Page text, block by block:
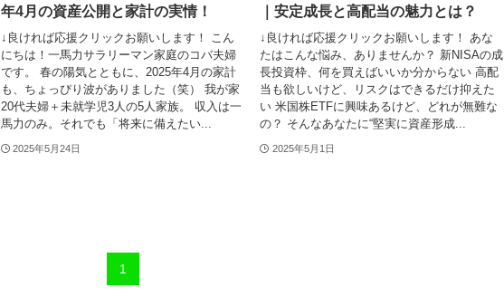
年4月の資産公開と家計の実情！
↓良ければ応援クリックお願いします！ こん
にちは！一馬力サラリーマン家庭のコバ夫婦
です。 春の陽気とともに、2025年4月の家計
も、ちょっぴり波がありました（笑） 我が家
20代夫婦＋未就学児3人の5人家族。 収入は一
馬力のみ。それでも「将来に備えたい...
2025年5月24日
｜安定成長と高配当の魅力とは？
↓良ければ応援クリックお願いします！ あな
たはこんな悩み、ありませんか？ 新NISAの成
長投資枠、何を買えばいいか分からない 高配
当も欲しいけど、リスクはできるだけ抑えた
い 米国株ETFに興味あるけど、どれが無難な
の？ そんなあなたに“堅実に資産形成...
2025年5月1日
1